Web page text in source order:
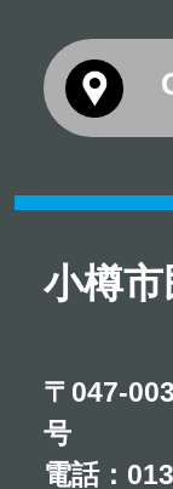
小樽
〒047-
号
電話：